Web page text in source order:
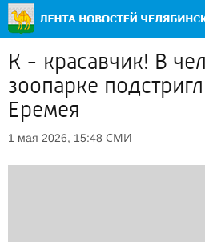
К - красавчик! В
зоопарке
Еремея
1 мая 2026, 15:48 СМИ